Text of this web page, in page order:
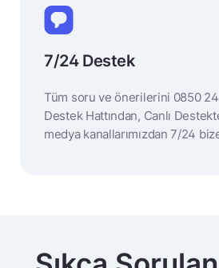
7/24 Destek
Tüm soru ve önerilerini 0850
Destek Hattından, Canlı
medya kanallarımızdan 7/24